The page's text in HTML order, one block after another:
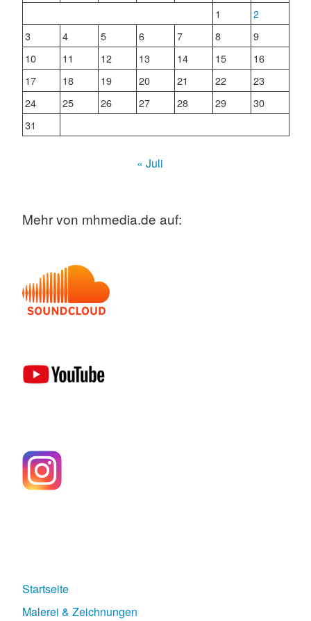
1
2
3
4 5 6 7 8
9
10
11 12 13 14 15
16
17
18 19 20 21 22
23
24
25 26 27 28 29
30
31
« Juli
Mehr von mhmedia.de auf:
Startseite
Malerei & Zeichnungen